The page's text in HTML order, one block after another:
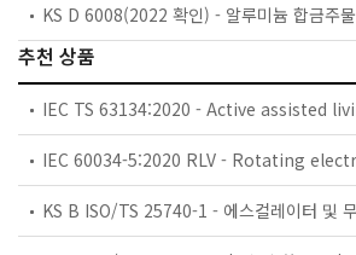
KS D 6008(2022 확인) - 알루미늄 합금주물
추천 상품